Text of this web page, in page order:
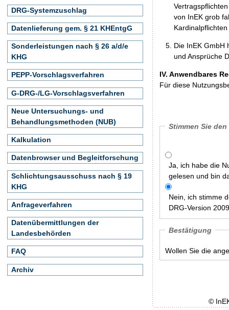
von InEK grob
Die InEK GmbH
und Ansprüche
IV. Anwendbares
Für diese
Stimmen Sie
Ja, ich habe die
gelesen und bin
Nein, ich stimme
DRG-Version
Bestätigung
Wollen Sie die
DRG-Systemzuschlag
Datenlieferung gem. § 21 KHEntgG
Sonderleistungen nach § 26 a/d/e
KHG
PEPP-Vorschlagsverfahren
G-DRG-/LG-Vorschlagsverfahren
Neue Untersuchungs- und
Behandlungsmethoden (NUB)
Kalkulation
Datenbrowser und Begleitforschung
Schlichtungsausschuss nach § 19
KHG
Anfrageverfahren
Datenübermittlungen der
Landesbehörden
FAQ
Archiv
©